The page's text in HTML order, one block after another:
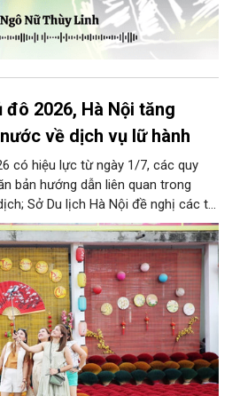
2026, Hà Nội tăng
về dịch vụ lữ hành
có hiệu lực từ ngày 1/7, các quy
bản hướng dẫn liên quan trong
Sở Du lịch Hà Nội đề nghị các tổ
kinh doanh dịch vụ lữ hành trên địa
số nội dung quan trọng. Qua đó
các mục tiêu phát triển du lịch Hà
tiếp theo.